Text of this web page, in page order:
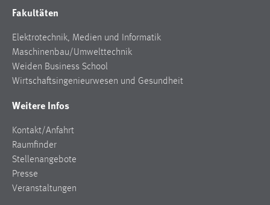
Fakultäten
Elektrotechnik, Medien und Informatik
Maschinenbau/Umwelttechnik
Weiden Business School
Wirtschaftsingenieurwesen und Gesundheit
Weitere Infos
Kontakt/Anfahrt
Raumfinder
Stellenangebote
Presse
Veranstaltungen